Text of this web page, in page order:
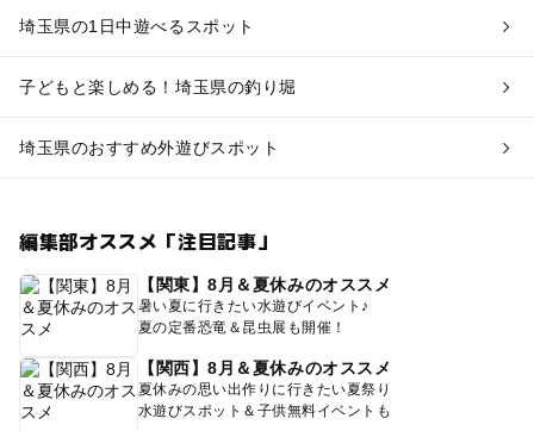
埼玉県の1日中遊べるスポット
子どもと楽しめる！埼玉県の釣り堀
埼玉県のおすすめ外遊びスポット
編集部オススメ「注目記事」
【関東】8月＆夏休みのオススメ
暑い夏に行きたい水遊びイベント♪
夏の定番恐竜＆昆虫展も開催！
【関西】8月＆夏休みのオススメ
夏休みの思い出作りに行きたい夏祭り
水遊びスポット＆子供無料イベントも